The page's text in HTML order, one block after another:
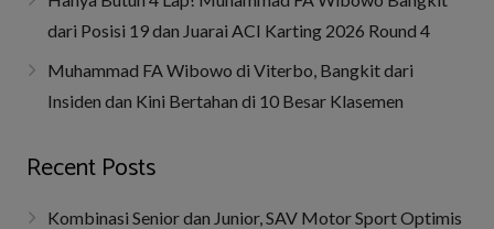
dari Posisi 19 dan Juarai ACI Karting 2026 Round 4
Muhammad FA Wibowo di Viterbo, Bangkit dari
Insiden dan Kini Bertahan di 10 Besar Klasemen
Recent Posts
Kombinasi Senior dan Junior, SAV Motor Sport Optimis